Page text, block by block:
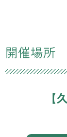
開催場所
【